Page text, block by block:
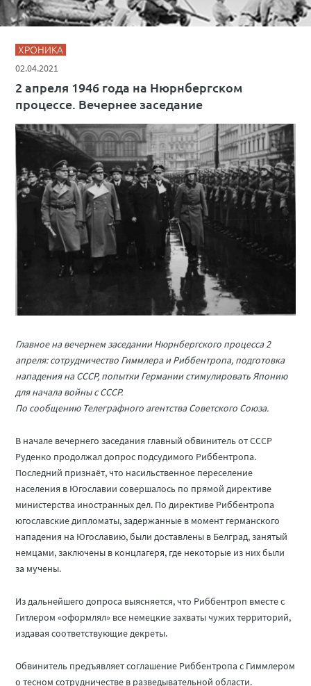
ХРОНИКА
02.04.2021
2 апреля 1946 года на Нюрнбергском
процессе. Вечернее заседание
Главное на вечернем заседании Нюрнбергского процесса 2
апреля: сотрудничество Гиммлера и Риббентропа, подготовка
нападения на СССР, попытки Германии стимулировать Японию
для начала войны с СССР.
По сообщению Телеграфного агентства Советского Союза.
В начале вечернего заседания главный обвинитель от СССР
Руденко продолжал допрос подсудимого Риббентропа.
Последний признаёт, что насильственное переселение
населения в Югославии совершалось по прямой директиве
министерства иностранных дел. По директиве Риббентропа
югославские дипломаты, задержанные в момент германского
нападения на Югославию, были доставлены в Белград, занятый
немцами, заключены в концлагеря, где некоторые из них были
за мучены.
Из дальнейшего допроса выясняется, что Риббентроп вместе с
Гитлером «оформлял» все немецкие захваты чужих территорий,
издавая соответствующие декреты.
Обвинитель предъявляет соглашение Риббентропа с Гиммлером
о тесном сотрудничестве в разведывательной области.